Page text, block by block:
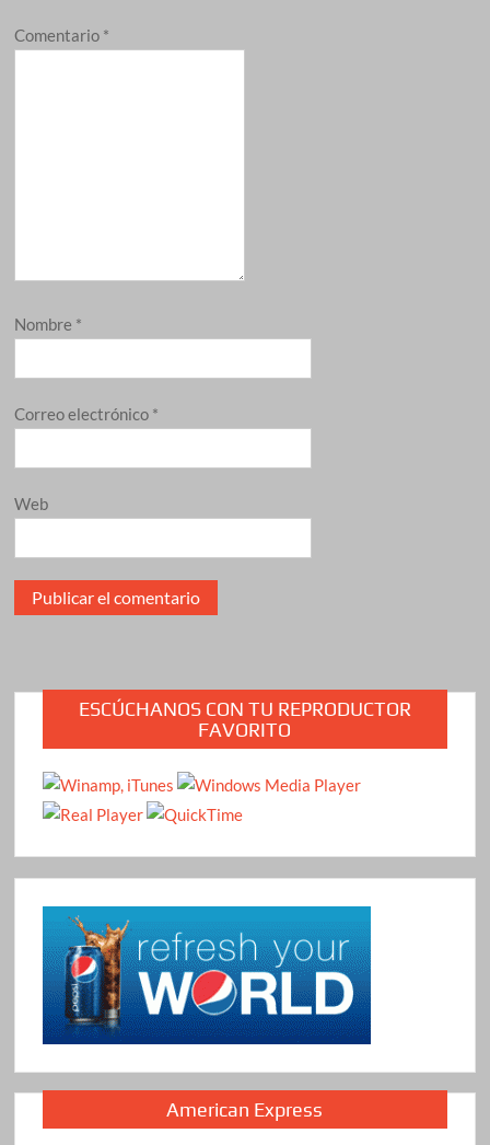
Comentario *
Nombre *
Correo electrónico *
Web
ESCÚCHANOS CON TU REPRODUCTOR
FAVORITO
American Express